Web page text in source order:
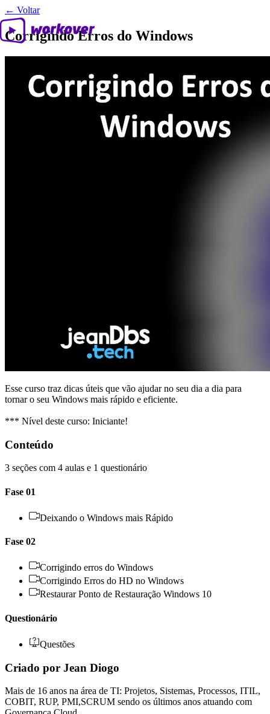
← Voltar
Corrigindo Erros do Windows
Esse curso traz dicas úteis que vão ajudar no seu dia a dia para
tornar o seu Windows mais rápido e eficiente.
*** Nível deste curso: Iniciante!
Conteúdo
3 seções com 4 aulas e 1 questionário
Fase 01
Deixando o Windows mais Rápido
Fase 02
Corrigindo erros do Windows
Corrigindo Erros do HD no Windows
Restaurar Ponto de Restauração Windows 10
Questionário
Questões
Criado por Jean Diogo
Mais de 16 anos na área de TI: Projetos, Sistemas, Processos, ITIL,
COBIT, RUP, PMI,SCRUM sendo os últimos anos atuando com